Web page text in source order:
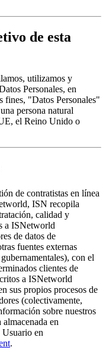
de esta
utilizamos y
Personales, en
fines, "Datos Personales"
persona natural
el Reino Unido o
de contratistas en línea
ISN recopila
calidad y
a ISNetworld
de datos de
fuentes externas
con el
clientes de
a ISNetworld
sus propios procesos de
(colectivamente,
sobre nuestros
en
.